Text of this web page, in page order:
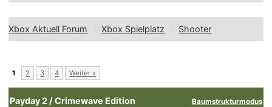
Xbox Aktuell Forum Xbox Spielplatz Shooter
1 2 3 4 Weiter »
Baumstrukturmodus
Payday 2 / Crimewave Edition